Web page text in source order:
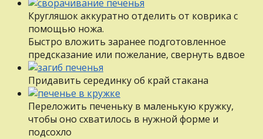
Кругляшок аккуратно отделить от коврика с
помощью ножа.
Быстро вложить заранее подготовленное
предсказание или пожелание, свернуть вдвое
Придавить серединку об край стакана
Переложить печеньку в маленькую кружку,
чтобы оно схватилось в нужной форме и
подсохло